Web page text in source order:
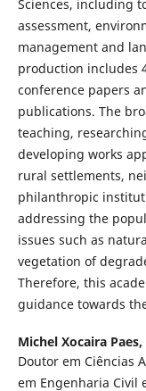
Sciences, including
assessment,
management and
production includes
conference papers
publications. The
teaching,
developing works
rural settlements,
philanthropic
addressing the
issues such as
vegetation of
Therefore, this
guidance towards
Michel Xocaira Paes,
Doutor em Ciências
em Engenharia Civil